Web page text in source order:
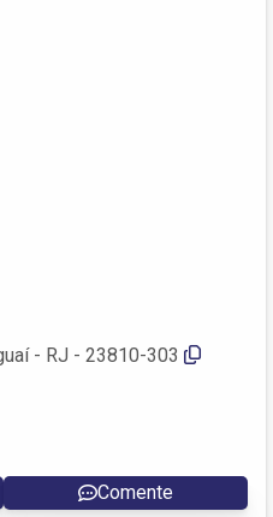
- RJ - 23810-303
Comente